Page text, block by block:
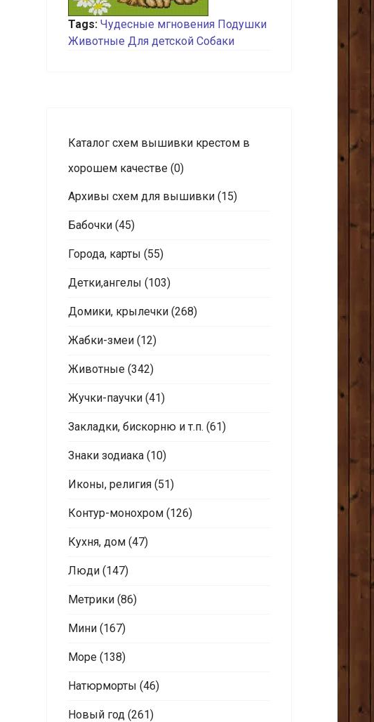
Tags: Чудесные мгновения Подушки
Животные Для детской Собаки
Каталог схем вышивки крестом в
хорошем качестве (0)
Архивы схем для вышивки (15)
Бабочки (45)
Города, карты (55)
Детки,ангелы (103)
Домики, крылечки (268)
Жабки-змеи (12)
Животные (342)
Жучки-паучки (41)
Закладки, бискорню и т.п. (61)
Знаки зодиака (10)
Иконы, религия (51)
Контур-монохром (126)
Кухня, дом (47)
Люди (147)
Метрики (86)
Мини (167)
Море (138)
Натюрморты (46)
Новый год (261)